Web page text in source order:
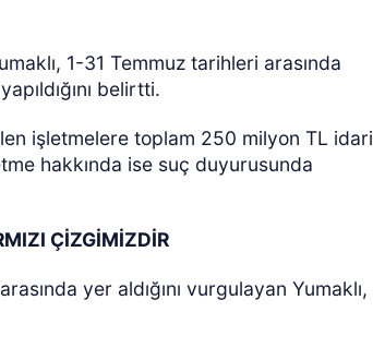
1-31 Temmuz tarihleri arasında
belirtti.
işletmelere toplam 250 milyon TL idari
hakkında ise suç duyurusunda
ÇİZGİMİZDİR
yer aldığını vurgulayan Yumaklı,